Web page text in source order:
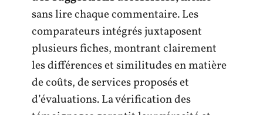
sans lire chaque commentaire. Les
comparateurs intégrés juxtaposent
plusieurs fiches, montrant clairement
les différences et similitudes en matière
de coûts, de services proposés et
d’évaluations. La vérification des